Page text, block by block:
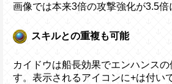
画像では本来3倍の攻撃強化が3.5倍
スキルとの重複も可能
カイドウは船長効果でエンハンスの
す。表示されるアイコンに+は付い